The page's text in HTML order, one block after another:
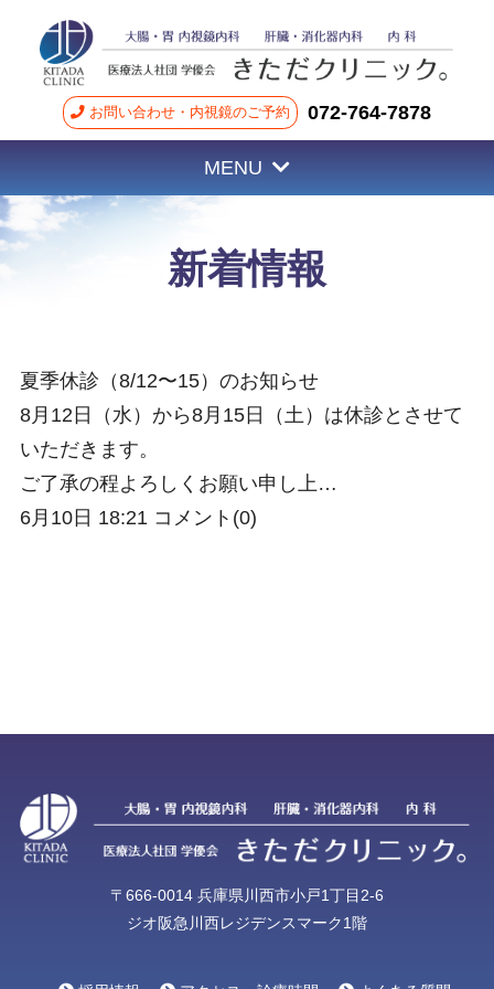
お問い合わせ・内視鏡のご予約 072-764-7878
MENU
新着情報
夏季休診（8/12〜15）のお知らせ
8月12日（水）から8月15日（土）は休診とさせて
いただきます。
ご了承の程よろしくお願い申し上…
6月10日 18:21 コメント(0)
〒666-0014 兵庫県川西市小戸1丁目2-6
ジオ阪急川西レジデンスマーク1階